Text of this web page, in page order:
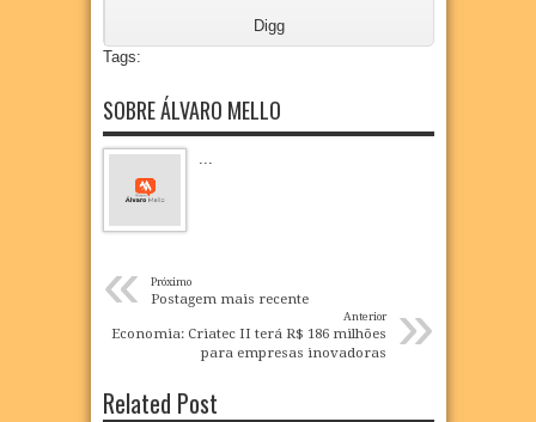
Digg
Tags:
SOBRE ÁLVARO MELLO
« Próximo
Postagem mais recente »
Anterior
Economia: Criatec II terá R$ 186 milhões
para empresas inovadoras
Related Post